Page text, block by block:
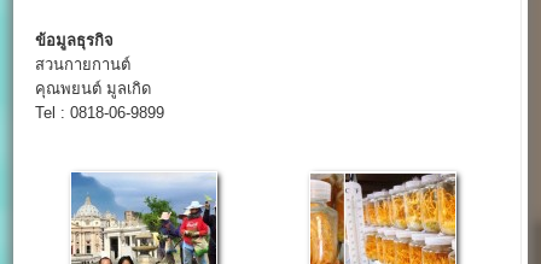
ข้อมูลธุรกิจ
สวนกายกานต์
คุณพยนต์ มูลเกิด
Tel : 0818-06-9899